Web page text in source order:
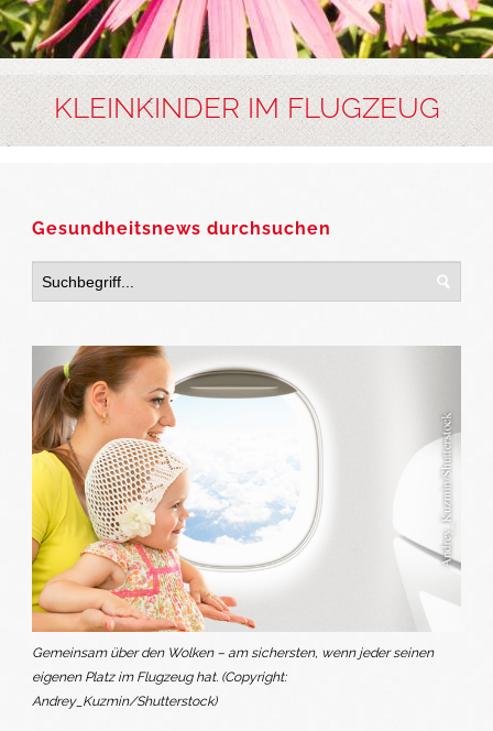
KLEINKINDER IM FLUGZEUG
Gesundheitsnews durchsuchen
Gemeinsam über den Wolken – am sichersten, wenn jeder seinen
eigenen Platz im Flugzeug hat. (Copyright:
Andrey_Kuzmin/Shutterstock)